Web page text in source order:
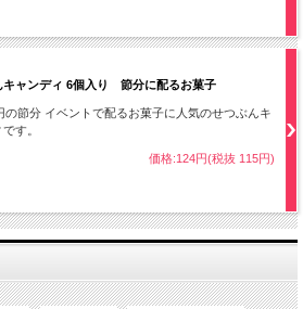
キャンディ 6個入り 節分に配るお菓子
の節分 イベントで配るお菓子に人気のせつぶんキ
す。
価格:124円(税抜 115円)